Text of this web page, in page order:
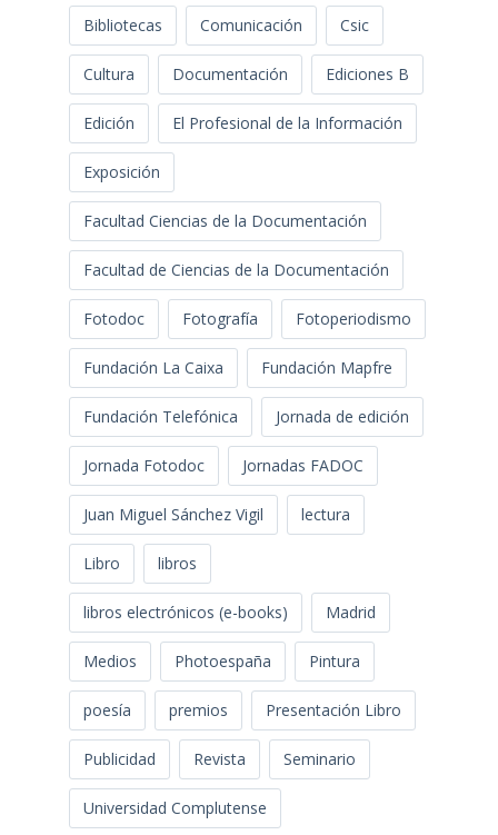
Bibliotecas
Comunicación Csic
Cultura Documentación Ediciones B
Edición El Profesional de la Información
Exposición
Facultad Ciencias de la Documentación
Facultad de Ciencias de la Documentación
Fotodoc Fotografía Fotoperiodismo
Fundación La Caixa Fundación Mapfre
Fundación Telefónica Jornada de edición
Jornada Fotodoc Jornadas FADOC
Juan Miguel Sánchez Vigil lectura
Libro libros
libros electrónicos (e-books) Madrid
Medios Photoespaña Pintura
poesía premios Presentación Libro
Publicidad Revista Seminario
Universidad Complutense